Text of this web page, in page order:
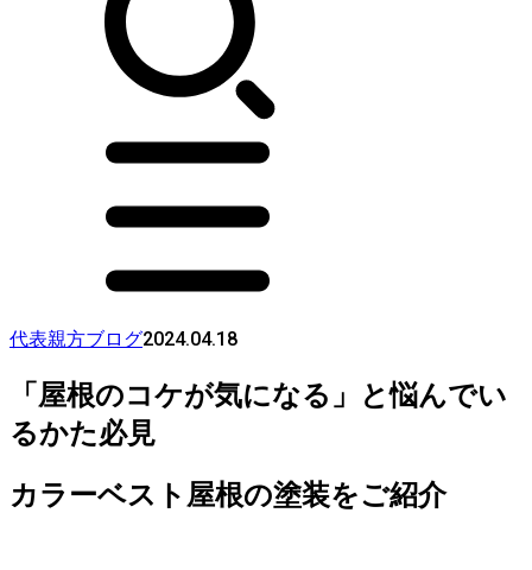
代表親方ブログ2024.04.18
「屋根のコケが気になる」と悩んでい
るかた必見
カラーベスト屋根の塗装をご紹介